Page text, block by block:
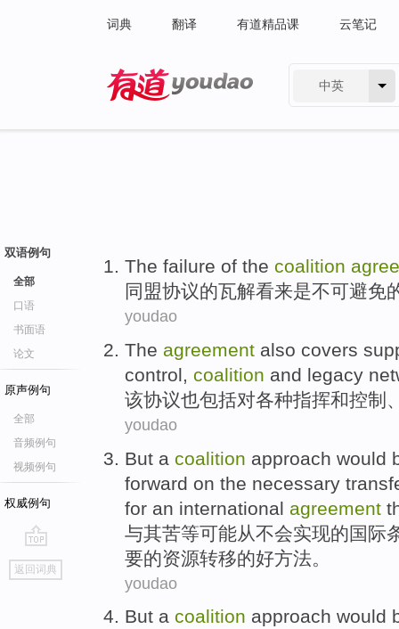
词典 翻译 有道精品课 云笔记
中英
双语例句
全部
口语
书面语
论文
原声例句
全部
音频例句
视频例句
权威例句
go
top
返回词典
The failure of the coalition
同盟协议的瓦解看来是不可避免
youdao
The agreement also covers
control, coalition and legacy
该协议也包括对各种指挥和控制
youdao
But a coalition approach would
forward on the necessary
for an international agreement
与其苦等可能从不会实现的国际
要的资源转移的好方法。
youdao
But a coalition approach would